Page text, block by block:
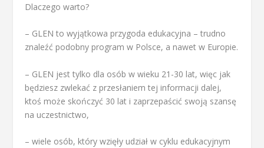
Dlaczego warto?
– GLEN to wyjątkowa przygoda edukacyjna – trudno
znaleźć podobny program w Polsce, a nawet w Europie.
– GLEN jest tylko dla osób w wieku 21-30 lat, więc jak
będziesz zwlekać z przesłaniem tej informacji dalej,
ktoś może skończyć 30 lat i zaprzepaścić swoją szansę
na uczestnictwo,
– wiele osób, który wzięły udział w cyklu edukacyjnym